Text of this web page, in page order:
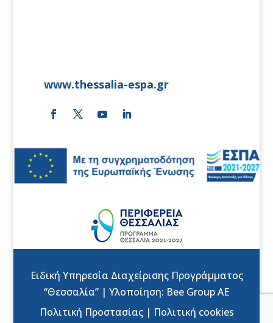
www.thessalia-espa.gr
Ειδική Υπηρεσία Διαχείρισης Προγράμματος
“Θεσσαλία” | Υλοποίηση: Bee Group AE
Πολιτική Προστασίας| Πολιτική cookies